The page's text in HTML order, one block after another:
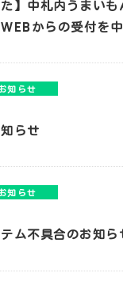
た】中札内うまい
からの受付を中
知らせ
らせ
知らせ
ム不具合のお知ら